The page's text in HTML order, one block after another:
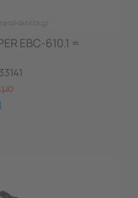
EBC-610.1 =